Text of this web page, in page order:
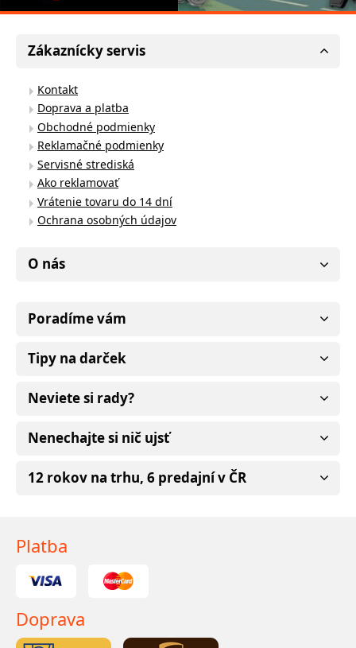
Zákaznícky servis
Kontakt
Doprava a platba
Obchodné podmienky
Reklamačné podmienky
Servisné strediská
Ako reklamovať
Vrátenie tovaru do 14 dní
Ochrana osobných údajov
O nás
Poradíme vám
Tipy na darček
Neviete si rady?
Nenechajte si nič ujsť
12 rokov na trhu, 6 predajní v ČR
Platba
Doprava